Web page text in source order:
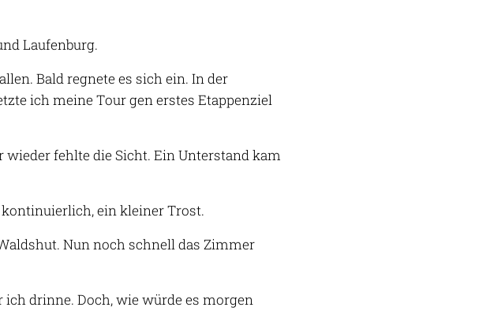
Laufenburg.
Bald regnete es sich ein. In der
ich meine Tour gen erstes Etappenziel
fehlte die Sicht. Ein Unterstand kam
ein kleiner Trost.
Nun noch schnell das Zimmer
drinne. Doch, wie würde es morgen